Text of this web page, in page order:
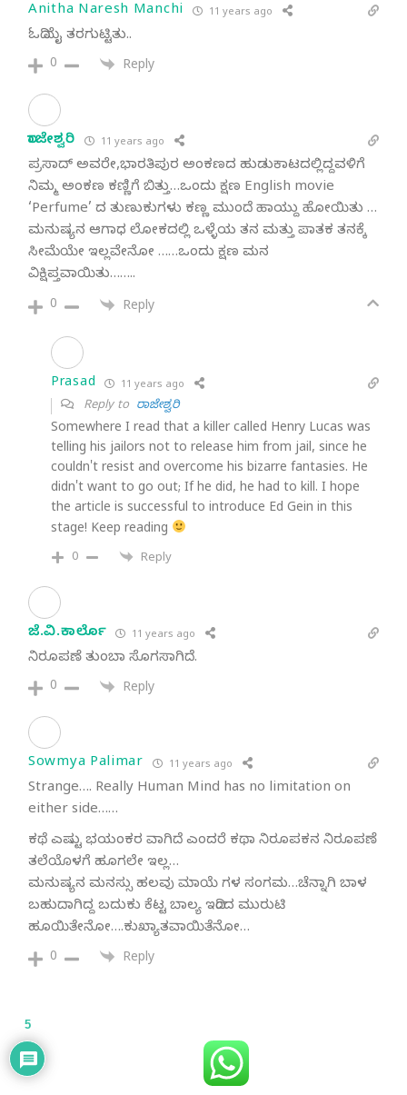
Anitha Naresh Manchi 11 years ago
ಓದಿ ಮೈ ತರಗುಟ್ಟಿತು..
0 Reply
ರಾಜೇಶ್ವರಿ 11 years ago
ಪ್ರಸಾದ್ ಅವರೇ,ಭಾರತಿಪುರ ಅಂಕಣದ ಹುಡುಕಾಟದಲ್ಲಿದ್ದವಳಿಗೆ
ನಿಮ್ಮ ಅಂಕಣ ಕಣ್ಣಿಗೆ ಬಿತ್ತು…ಒಂದು ಕ್ಷಣ English movie
‘Perfume’ ದ ತುಣುಕುಗಳು ಕಣ್ಣ ಮುಂದೆ ಹಾಯ್ದು ಹೋಯಿತು …
ಮನುಷ್ಯನ ಆಗಾಧ ಲೋಕದಲ್ಲಿ ಒಳ್ಳೆಯ ತನ ಮತ್ತು ಪಾತಕ ತನಕ್ಕೆ
ಸೀಮೆಯೇ ಇಲ್ಲವೇನೋ ……ಒಂದು ಕ್ಷಣ ಮನ
ವಿಕ್ಷಿಪ್ತವಾಯಿತು……..
0 Reply
Prasad 11 years ago
Reply to ರಾಜೇಶ್ವರಿ
Somewhere I read that a killer called Henry Lucas was
telling his jailors not to release him from jail, since he
couldn't resist and overcome his bizarre fantasies. He
didn't want to go out; If he did, he had to kill. I hope
the article is successful to introduce Ed Gein in this
stage! Keep reading
0 Reply
ಜೆ.ವಿ.ಕಾರ್ಲೊ 11 years ago
ನಿರೂಪಣೆ ತುಂಬಾ ಸೊಗಸಾಗಿದೆ.
0 Reply
Sowmya Palimar 11 years ago
Strange…. Really Human Mind has no limitation on
either side……
ಕಥೆ ಎಷ್ಟು ಭಯಂಕರ ವಾಗಿದೆ ಎಂದರೆ ಕಥಾ ನಿರೂಪಕನ ನಿರೂಪಣೆ
ತಲೆಯೊಳಗೆ ಹೂಗಲೇ ಇಲ್ಲ…
ಮನುಷ್ಯನ ಮನಸ್ಸು ಹಲವು ಮಾಯೆ ಗಳ ಸಂಗಮ…ಚೆನ್ನಾಗಿ ಬಾಳ
ಬಹುದಾಗಿದ್ದ ಬದುಕು ಕೆಟ್ಟ ಬಾಲ್ಯ ಇದಿಂದ ಮುರುಟಿ
ಹೂಯಿತೇನೋ….ಕುಖ್ಯಾತವಾಯಿತೆನೋ…
0 Reply
5